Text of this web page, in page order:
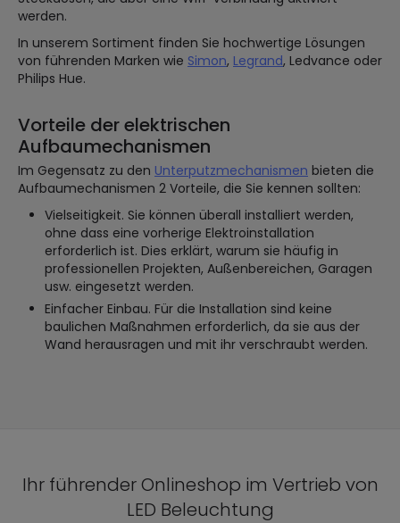
werden.
In unserem Sortiment finden Sie hochwertige Lösungen
von führenden Marken wie Simon, Legrand, Ledvance oder
Philips Hue.
Vorteile der elektrischen
Aufbaumechanismen
Im Gegensatz zu den Unterputzmechanismen bieten die
Aufbaumechanismen 2 Vorteile, die Sie kennen sollten:
Vielseitigkeit. Sie können überall installiert werden,
ohne dass eine vorherige Elektroinstallation
erforderlich ist. Dies erklärt, warum sie häufig in
professionellen Projekten, Außenbereichen, Garagen
usw. eingesetzt werden.
Einfacher Einbau. Für die Installation sind keine
baulichen Maßnahmen erforderlich, da sie aus der
Wand herausragen und mit ihr verschraubt werden.
Ihr führender Onlineshop im Vertrieb von
LED Beleuchtung